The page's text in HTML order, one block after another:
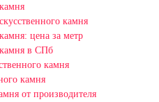
камня
цена за метр
в СПб
камня
камня
от производителя